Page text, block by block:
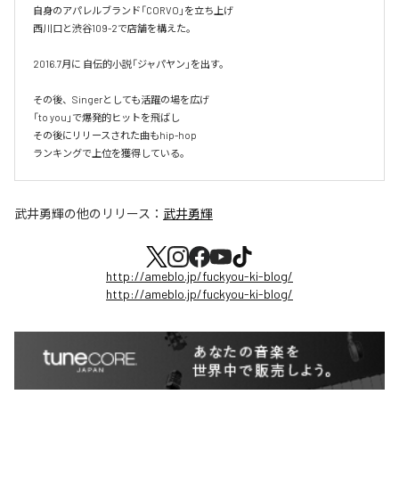
自身のアパレルブランド「CORVO」を立ち上げ
西川口と渋谷109-2で店舗を構えた。
2016.7月に 自伝的小説「ジャパヤン」を出す。
その後、Singerとしても活躍の場を広げ
「to you」で爆発的ヒットを飛ばし
その後にリリースされた曲もhip-hop
ランキングで上位を獲得している。
武井勇輝の他のリリース： 武井勇輝
http://ameblo.jp/fuckyou-ki-blog/
http://ameblo.jp/fuckyou-ki-blog/